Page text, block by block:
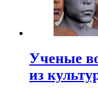
Ученые
из